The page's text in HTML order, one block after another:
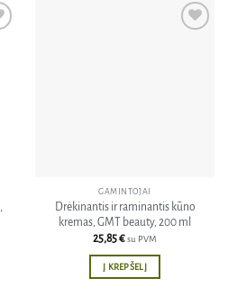
GAMINTOJAI
Drėkinantis ir raminantis kūno
kremas, GMT beauty, 200 ml
25,85€su PVM
Į KREPŠELĮ